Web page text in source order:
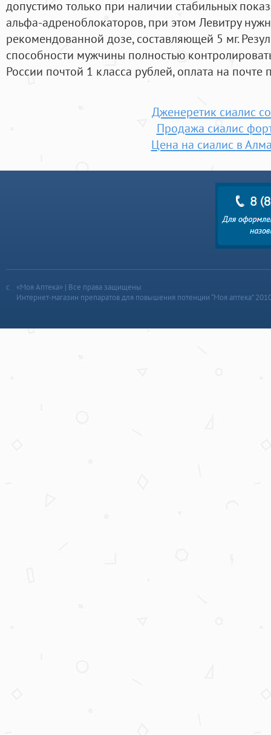
допустимо только при наличии стабильных
альфа-адреноблокаторов, при этом Левитру
рекомендованной дозе, составляющей 5 мг.
способности мужчины полностью
России почтой 1 класса рублей, оплата на почте
Дженеретик сиалис
Продажа сиалис
Цена на сиалис в
«Моя Аптека» | Все права защищены
Интернет-магазин препаратов для повышения потенции “Моя аптека”